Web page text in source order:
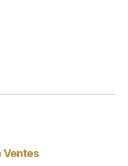
Ventes